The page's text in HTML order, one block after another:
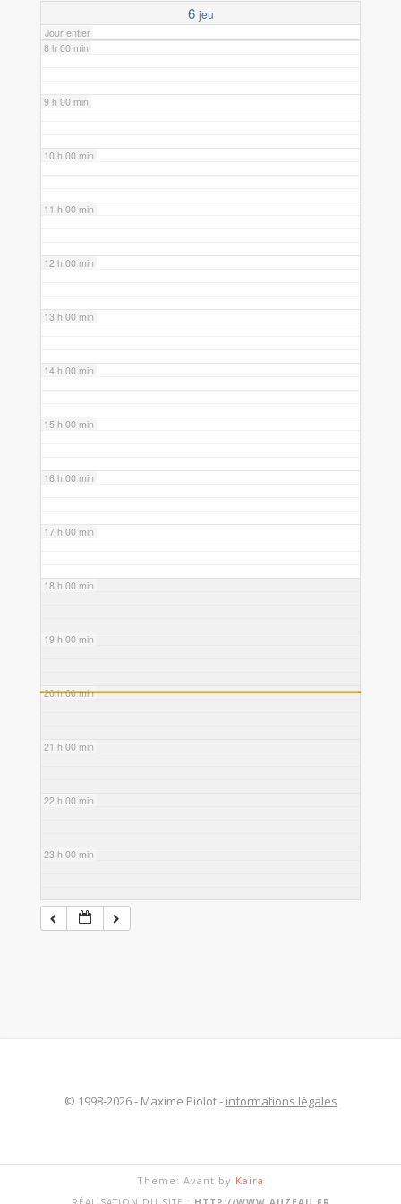
6 jeu
Jour entier
8 h 00 min
9 h 00 min
10 h 00 min
11 h 00 min
12 h 00 min
13 h 00 min
14 h 00 min
15 h 00 min
16 h 00 min
17 h 00 min
18 h 00 min
19 h 00 min
20 h 00 min
21 h 00 min
22 h 00 min
23 h 00 min
© 1998-2026 - Maxime Piolot - informations légales
Theme: Avant by Kaira